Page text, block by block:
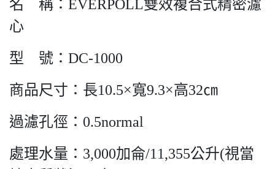
名 稱：EVERPOLL雙效複合式精密濾
心
型 號：DC-1000
商品尺寸：長10.5×寬9.3×高32㎝
過濾孔徑：0.5normal
處理水量：3,000加侖/11,355公升(視當